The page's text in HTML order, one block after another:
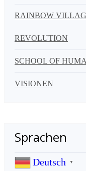
RAINBOW
REVOLUTION
SCHOOL OF
VISIONEN
Sprachen
Deutsch ▼